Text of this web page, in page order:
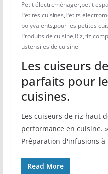
Petit électroménager,petit
Petites cuisines,Petits
polyvalents,pour les petites
Produits de cuisine,Riz,riz
ustensiles de cuisine
Les cuiseurs
parfaits pour
cuisines.
Les cuiseurs de riz haut
performance en cuisine.
Préparation d'infusions à
Read More